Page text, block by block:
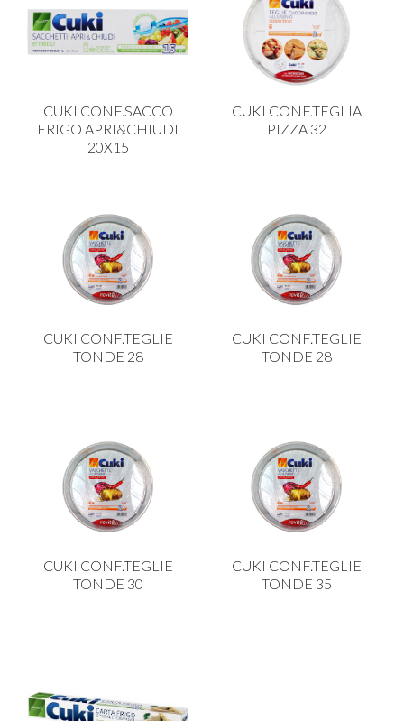
FONDUES E PIETRE OLLARI
IL COCCIO
LEGNO
OGGETTISTICA
PASTICCERIA
PICCOLI ELETTRODOMESTICI
PLASTICA IN CUCINA
PULIZIA E IGIENE
TENDI E STIRA
TUTTO PER L'OLIO
UTENSILI IN CUCINA
CUKI CONF.SACCO
FRIGO APRI&CHIUDI
20X15
CUKI CONF.TEGLIA
PIZZA 32
CUKI CONF.TEGLIE
TONDE 28
CUKI CONF.TEGLIE
TONDE 28
CUKI CONF.TEGLIE
TONDE 30
CUKI CONF.TEGLIE
TONDE 35